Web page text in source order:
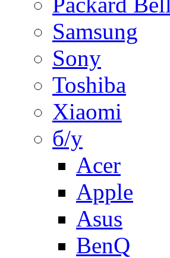
Samsung
Sony
Toshiba
Xiaomi
б/у
Acer
Apple
Asus
BenQ